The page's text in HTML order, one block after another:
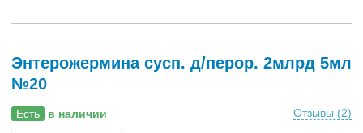
Энтерожермина сусп. д/перор. 2млрд 5мл
№20
Есть в наличии Отзывы (2)